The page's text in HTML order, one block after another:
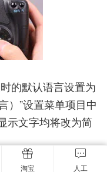
的默认语言设置为
）”设置菜单项目中
示文字均将改为简
淘宝 人工